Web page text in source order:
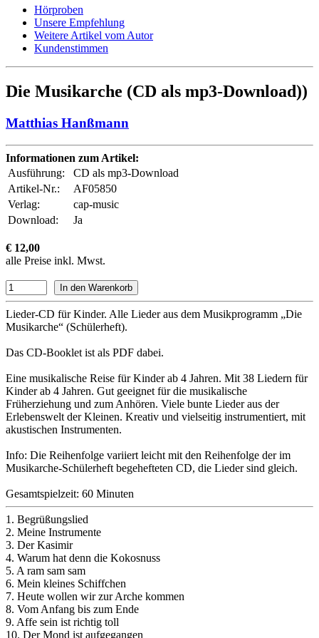
Hörproben
Unsere Empfehlung
Weitere Artikel vom Autor
Kundenstimmen
Die Musikarche (CD als mp3-Download))
Matthias Hanßmann
Informationen zum Artikel:
Ausführung:
CD als mp3-Download
Artikel-Nr.:
AF05850
Verlag:
cap-music
Download:
Ja
€ 12,00
alle Preise inkl. Mwst.
Lieder-CD für Kinder. Alle Lieder aus dem Musikprogramm „Die
Musikarche“ (Schülerheft).
Das CD-Booklet ist als PDF dabei.
Eine musikalische Reise für Kinder ab 4 Jahren. Mit 38 Liedern für
Kinder ab 4 Jahren. Gut geeignet für die musikalische
Früherziehung und zum Anhören. Viele bunte Lieder aus der
Erlebenswelt der Kleinen. Kreativ und vielseitig instrumentiert, mit
akustischen Instrumenten.
Info: Die Reihenfolge variiert leicht mit den Reihenfolge der im
Musikarche-Schülerheft begehefteten CD, die Lieder sind gleich.
Gesamtspielzeit: 60 Minuten
1. Begrüßungslied
2. Meine Instrumente
3. Der Kasimir
4. Warum hat denn die Kokosnuss
5. A ram sam sam
6. Mein kleines Schiffchen
7. Heute wollen wir zur Arche kommen
8. Vom Anfang bis zum Ende
9. Affe sein ist richtig toll
10. Der Mond ist aufgegangen